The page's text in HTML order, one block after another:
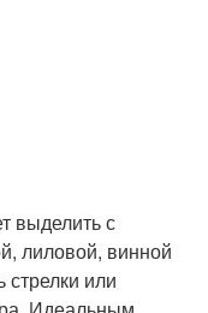
выделить с
лиловой, винной
или